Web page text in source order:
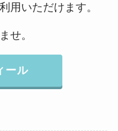
用いただけます。
せ。
ール